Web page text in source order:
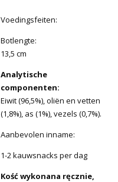
Voedingsfeiten:
Botlengte:
13,5 cm
Analytische
componenten:
Eiwit (96,5%), oliën en vetten
(1,8%), as (1%), vezels (0,7%).
Aanbevolen inname:
1-2 kauwsnacks per dag
Kość wykonana ręcznie,